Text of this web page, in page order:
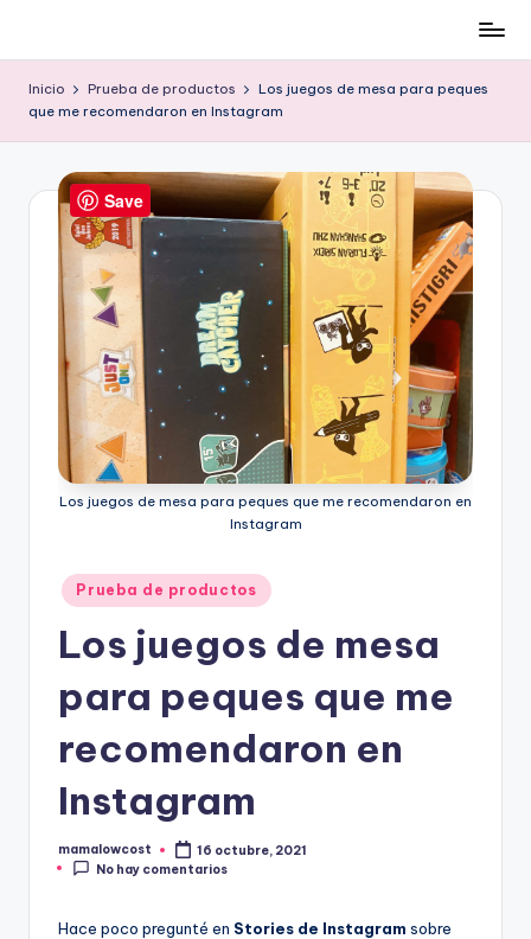
contenido
low-
no
morir
en
intento
Inicio Prueba de productos
Los juegos de mesa para peques
que me recomendaron en Instagram
Los juegos de mesa para peques que me recomendaron en
Instagram
Publicado
en
Prueba de productos
Los juegos de mesa
para peques que me
recomendaron en
Instagram
Publicado
por
mamalowcost
16 octubre, 2021
No hay comentarios
Hace poco pregunté en Stories de Instagram sobre
Save